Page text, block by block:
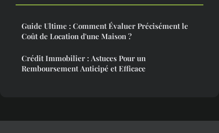
Guide Ultime : Comment Évaluer Précisément le
Coût de Location d'une Maison ?
Crédit Immobilier : Astuces Pour un
Remboursement Anticipé et Efficace